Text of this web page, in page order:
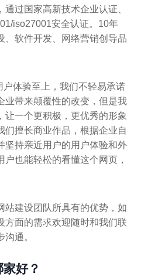
过国家高新技术企业认证、
iso27001安全认证。10年
、软件开发、网络营销创导品
体验至上，我们不轻易承诺
业带来颠覆性的改变，但是我
让一个更积极，更优秀的形象
们擅长商业作品，根据企业自
坚持亲近用户的用户体验和外
也能轻松的看懂这个网页，
站建设团队所具有的优势，如
方面的需求欢迎随时和我们联
通。
好？